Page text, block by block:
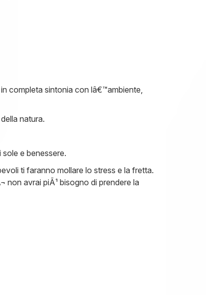
completa sintonia con lâ€™ambiente,
natura.
e benessere.
ti faranno mollare lo stress e la fretta.
non avrai piÃ¹ bisogno di prendere la